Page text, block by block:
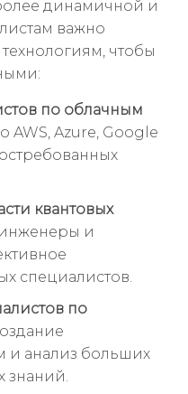
динамичной и
важно
чтобы
по облачным
AWS, Azure, Google
квантовых
и
специалистов.
по
и анализ больших
знаний.